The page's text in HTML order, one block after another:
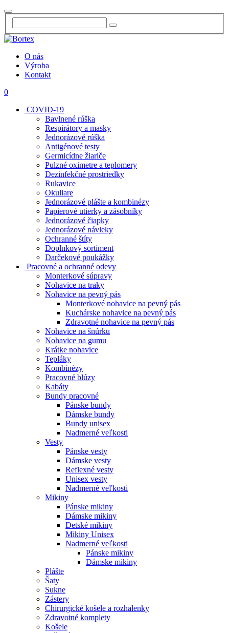
O nás
Výroba
Kontakt
0
COVID-19
Bavlnené rúška
Respirátory a masky
Jednorázové rúška
Antigénové testy
Germicídne žiariče
Pulzné oximetre a teplomery
Dezinfekčné prostriedky
Rukavice
Okuliare
Jednorázové plášte a kombinézy
Papierové utierky a zásobníky
Jednorázové čiapky
Jednorázové návleky
Ochranné štíty
Doplnkový sortiment
Darčekové poukážky
Pracovné a ochranné odevy
Monterkové súpravy
Nohavice na traky
Nohavice na pevný pás
Monterkové nohavice na pevný pás
Kuchárske nohavice na pevný pás
Zdravotné nohavice na pevný pás
Nohavice na šnúrku
Nohavice na gumu
Krátke nohavice
Tepláky
Kombinézy
Pracovné blúzy
Kabáty
Bundy pracovné
Pánske bundy
Dámske bundy
Bundy unisex
Nadmerné veľkosti
Vesty
Pánske vesty
Dámske vesty
Reflexné vesty
Unisex vesty
Nadmerné veľkosti
Mikiny
Pánske mikiny
Dámske mikiny
Detské mikiny
Mikiny Unisex
Nadmerné veľkosti
Pánske mikiny
Dámske mikiny
Plášte
Šaty
Sukne
Zástery
Chirurgické košele a rozhalenky
Zdravotné komplety
Košele